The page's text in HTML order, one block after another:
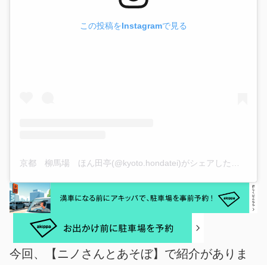
この投稿をInstagramで見る
京都 柳馬場 ほん田亭(@kyoto.hondatei)がシェアした投稿
今回、【ニノさんとあそぼ】で紹介がありま